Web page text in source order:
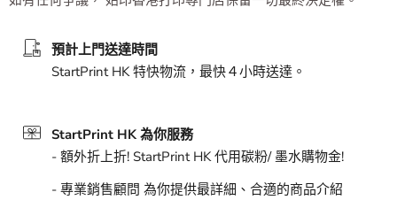
預計上門送達時間
StartPrint HK 特快物流，最快４小時送達。
StartPrint HK 為你服務
- 額外折上折! StartPrint HK 代用碳粉/ 墨水購物金!
- 專業銷售顧問 為你提供最詳細、合適的商品介紹